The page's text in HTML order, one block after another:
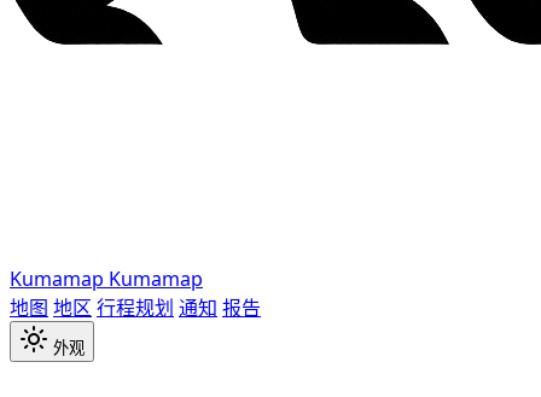
Kumamap Kumamap
地图 地区 行程规划 通知 报告
外观